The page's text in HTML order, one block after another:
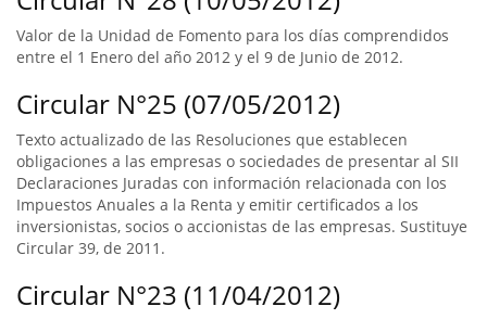
Valor de la Unidad de Fomento para los días comprendidos
entre el 1 Enero del año 2012 y el 9 de Junio de 2012.
Circular N°25 (07/05/2012)
Texto actualizado de las Resoluciones que establecen
obligaciones a las empresas o sociedades de presentar al SII
Declaraciones Juradas con información relacionada con los
Impuestos Anuales a la Renta y emitir certificados a los
inversionistas, socios o accionistas de las empresas. Sustituye
Circular 39, de 2011.
Circular N°23 (11/04/2012)